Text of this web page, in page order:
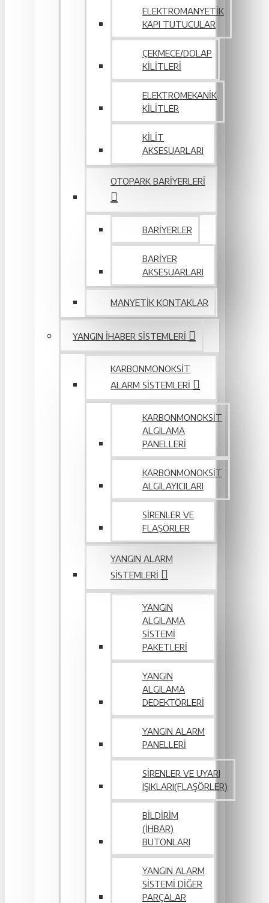
ELEKTROMANYETIK
KAPI TUTUCULAR
ÇEKMECE/DOLAP
KILITLERI
ELEKTROMEKANIK
KILITLER
KILIT
AKSESUARLARI
OTOPARK BARIYERLERI
BARIYERLER
BARIYER
AKSESUARLARI
MANYETIK KONTAKLAR
YANGIN IHABER SISTEMLERI
KARBONMONOKSIT
ALARM SISTEMLERI
KARBONMONOKSIT
ALGILAMA
PANELLERI
KARBONMONOKSIT
ALGILAYICILARI
SIRENLER VE
FLAŞÖRLER
YANGIN ALARM
SISTEMLERI
YANGIN
ALGILAMA
SISTEMI
PAKETLERI
YANGIN
ALGILAMA
DEDEKTÖRLERI
YANGIN ALARM
PANELLERI
SIRENLER VE UYARI
IŞIKLARI(FLAŞÖRLER)
BILDIRIM
(İHBAR)
BUTONLARI
YANGIN ALARM
SISTEMI DIĞER
PARÇALAR